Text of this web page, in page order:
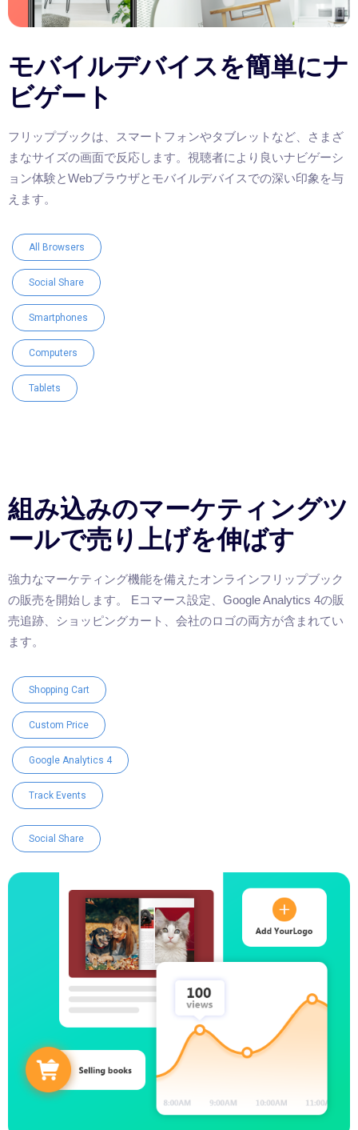
モバイルデバイスを簡単にナ
ビゲート
フリップブックは、スマートフォンやタブレットなど、さまざ
まなサイズの画面で反応します。視聴者により良いナビゲーシ
ョン体験とWebブラウザとモバイルデバイスでの深い印象を与
えます。
All Browsers
Social Share
Smartphones
Computers
Tablets
組み込みのマーケティングツ
ールで売り上げを伸ばす
強力なマーケティング機能を備えたオンラインフリップブック
の販売を開始します。 Eコマース設定、Google Analytics 4の販
売追跡、ショッピングカート、会社のロゴの両方が含まれてい
ます。
Shopping Cart
Custom Price
Google Analytics 4
Track Events
Social Share